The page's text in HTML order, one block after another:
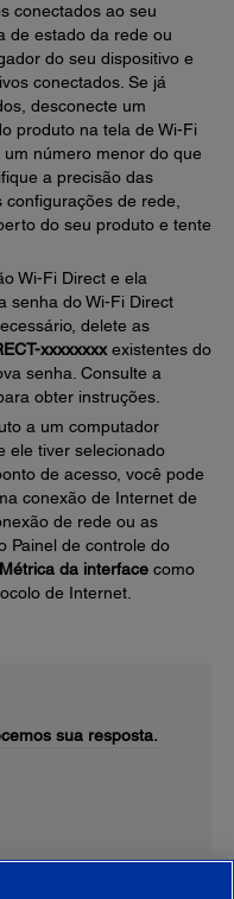
conectados ao seu
de estado da rede ou
do seu dispositivo e
conectados. Se já
desconecte um
produto na tela de Wi-Fi
número menor do que
a precisão das
de rede,
do seu produto e tente
Wi-Fi Direct e ela
senha do Wi-Fi Direct
delete as
xxxxxxxxexistentes do
senha. Consulte a
obter instruções.
a um computador
ele tiver selecionado
de acesso, você pode
conexão de Internet de
de rede ou as
Painel de controle do
Métrica da interface como
de Internet.
sua resposta.